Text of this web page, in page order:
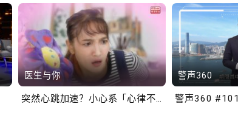
医生与你 警声360
警声360 #101